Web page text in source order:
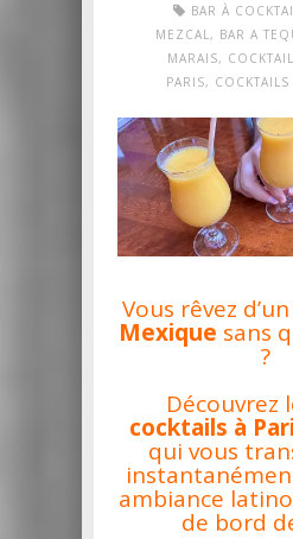
BAR À
MEZCAL, BAR A
MARAIS,
PARIS,
Vous rêvez d’un
Mexique sans
?
Découvrez
cocktails à
qui vous
ambiance
de bord